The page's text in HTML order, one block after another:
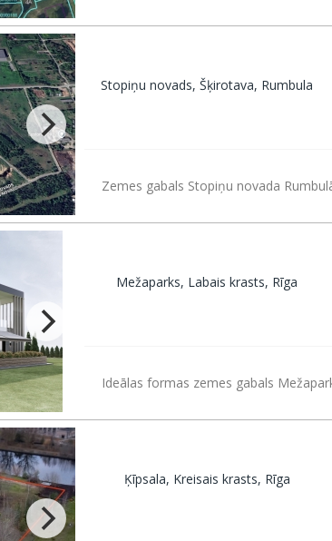
Stopiņu novads, Šķirotava, Rumbula
Zemes gabals Stopiņu novada
Mežaparks, Labais krasts, Rīga
Ideālas formas zemes gabals
Ķīpsala, Kreisais krasts, Rīga